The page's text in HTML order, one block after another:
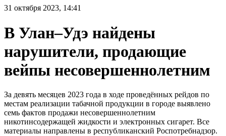
31 октября 2023, 14:41
В Улан–Удэ найдены
нарушители, продающие
вейпы несовершеннолетним
За девять месяцев 2023 года в ходе проведённых рейдов по
местам реализации табачной продукции в городе выявлено
семь фактов продажи несовершеннолетним
никотинсодержащей жидкости и электронных сигарет. Все
материалы направлены в республиканский Роспотребнадзор.